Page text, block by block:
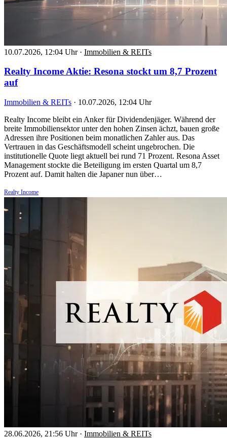
10.07.2026, 12:04 Uhr · Immobilien & REITs
Realty Income Aktie: Resona stockt um 8,7 Prozent
auf
Immobilien & REITs · 10.07.2026, 12:04 Uhr
Realty Income bleibt ein Anker für Dividendenjäger. Während der
breite Immobiliensektor unter den hohen Zinsen ächzt, bauen große
Adressen ihre Positionen beim monatlichen Zahler aus. Das
Vertrauen in das Geschäftsmodell scheint ungebrochen. Die
institutionelle Quote liegt aktuell bei rund 71 Prozent. Resona Asset
Management stockte die Beteiligung im ersten Quartal um 8,7
Prozent auf. Damit halten die Japaner nun über…
Realty Income
28.06.2026, 21:56 Uhr · Immobilien & REITs